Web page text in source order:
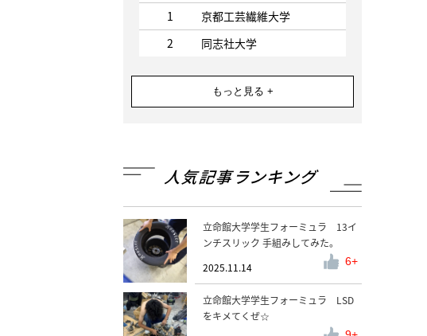
1
京都工芸繊維大学
2
同志社大学
もっと見る +
人気記事ランキング
立命館大学学生フォーミュラ 13イ
ンチスリック 手組みしてみた。
2025.11.14
6
立命館大学学生フォーミュラ LSD
をキメてくぜ☆